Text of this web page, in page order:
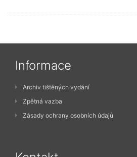
Informace
Archiv tištěných vydání
Zpětná vazba
Zásady ochrany osobních údajů